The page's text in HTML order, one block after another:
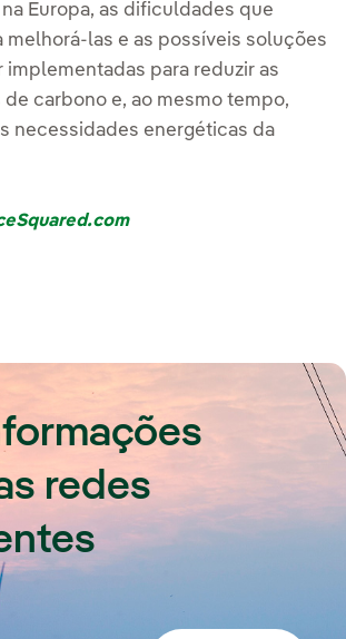
na Europa, as dificuldades que
melhorá-las e as possíveis soluções
implementadas para reduzir as
carbono e, ao mesmo tempo,
necessidades energéticas da
redes